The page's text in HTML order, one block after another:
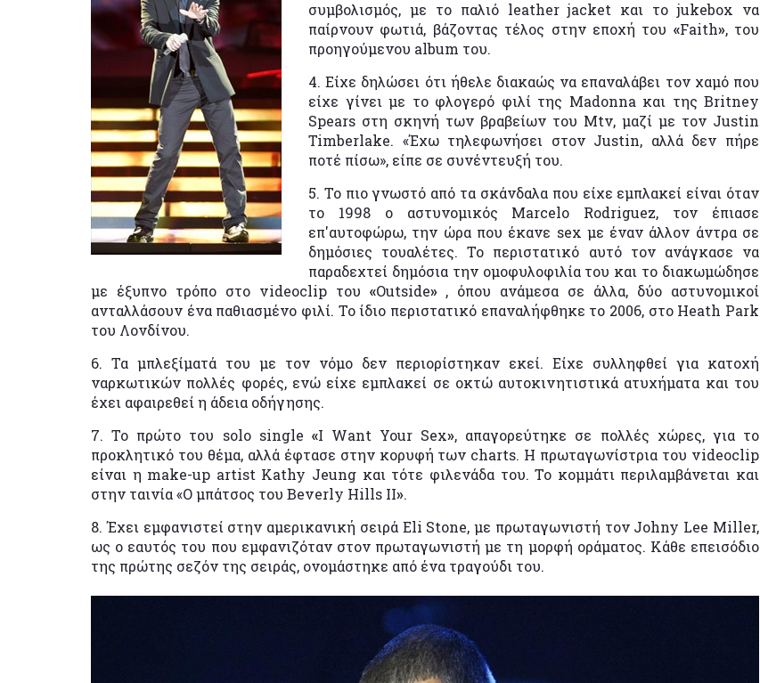
συμβολισμός, με το παλιό leather jacket και το jukebox να
παίρνουν φωτιά, βάζοντας τέλος στην εποχή του «Faith», του
προηγούμενου album του.
4. Είχε δηλώσει ότι ήθελε διακαώς να επαναλάβει τον χαμό που
είχε γίνει με το φλογερό φιλί της Madonna και της Britney
Spears στη σκηνή των βραβείων του Mtv, μαζί με τον Justin
Timberlake. «Έχω τηλεφωνήσει στον Justin, αλλά δεν πήρε
ποτέ πίσω», είπε σε συνέντευξή του.
5. Το πιο γνωστό από τα σκάνδαλα που είχε εμπλακεί είναι όταν
το 1998 ο αστυνομικός Marcelo Rodriguez, τον έπιασε
επ'αυτοφώρω, την ώρα που έκανε sex με έναν άλλον άντρα σε
δημόσιες τουαλέτες. Το περιστατικό αυτό τον ανάγκασε να
παραδεχτεί δημόσια την ομοφυλοφιλία του και το διακωμώδησε
με έξυπνο τρόπο στο videoclip του «Outside», όπου ανάμεσα σε άλλα, δύο αστυνομικοί
ανταλλάσουν ένα παθιασμένο φιλί. Το ίδιο περιστατικό επαναλήφθηκε το 2006, στο Heath Park
του Λονδίνου.
6. Τα μπλεξίματά του με τον νόμο δεν περιορίστηκαν εκεί. Είχε συλληφθεί για κατοχή
ναρκωτικών πολλές φορές, ενώ είχε εμπλακεί σε οκτώ αυτοκινητιστικά ατυχήματα και του
έχει αφαιρεθεί η άδεια οδήγησης.
7. Το πρώτο του solo single «I Want Your Sex», απαγορεύτηκε σε πολλές χώρες, για το
προκλητικό του θέμα, αλλά έφτασε στην κορυφή των charts. H πρωταγωνίστρια του videoclip
είναι η make-up artist Kathy Jeung και τότε φιλενάδα του. Το κομμάτι περιλαμβάνεται και
στην ταινία «Ο μπάτσος του Beverly Hills II».
8. Έχει εμφανιστεί στην αμερικανική σειρά Eli Stone, με πρωταγωνιστή τον Johny Lee Miller,
ως ο εαυτός του που εμφανιζόταν στον πρωταγωνιστή με τη μορφή οράματος. Κάθε επεισόδιο
της πρώτης σεζόν της σειράς, ονομάστηκε από ένα τραγούδι του.